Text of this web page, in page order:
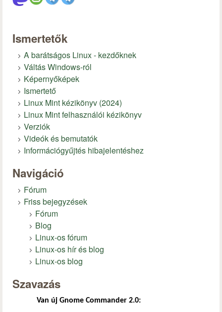
Ismertetők
A barátságos Linux - kezdőknek
Váltás Windows-ról
Képernyőképek
Ismertető
Linux Mint kézikönyv (2024)
Linux Mint felhasználói kézikönyv
Verziók
Videók és bemutatók
Információgyűjtés hibajelentéshez
Navigáció
Fórum
Friss bejegyzések
Fórum
Blog
Linux-os fórum
Linux-os hír és blog
Linux-os blog
Szavazás
Van új Gnome Commander 2.0: